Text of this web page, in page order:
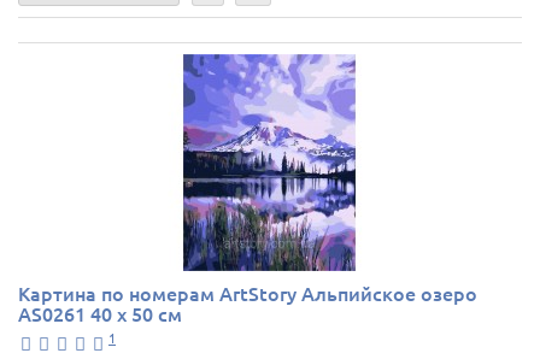
Картина по номерам ArtStory Альпийское озеро
AS0261 40 х 50 см
1